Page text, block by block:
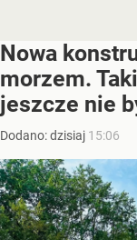
Nowa
morzem.
jeszcze nie
Dodano:dzisiaj 15:06